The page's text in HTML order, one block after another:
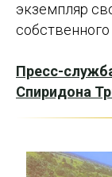
экземпляр
собственного
Пресс-
Спиридона